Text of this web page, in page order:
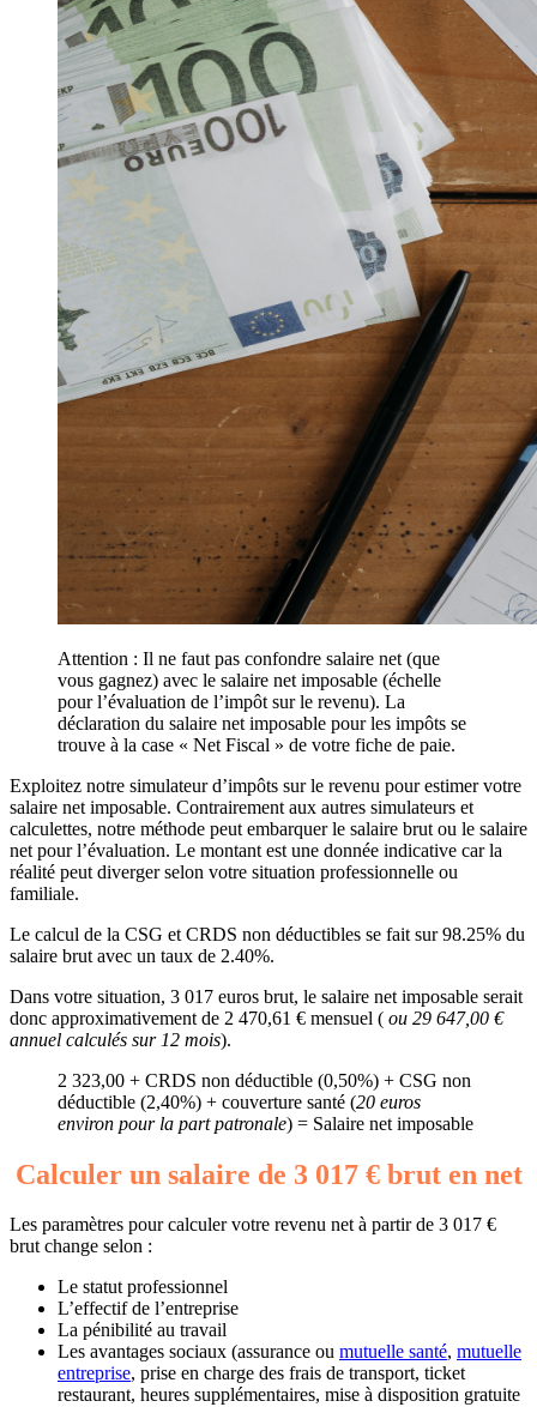
Attention : Il ne faut pas confondre salaire net (que
vous gagnez) avec le salaire net imposable (échelle
pour l’évaluation de l’impôt sur le revenu). La
déclaration du salaire net imposable pour les impôts se
trouve à la case « Net Fiscal » de votre fiche de paie.
Exploitez notre simulateur d’impôts sur le revenu pour estimer votre
salaire net imposable. Contrairement aux autres simulateurs et
calculettes, notre méthode peut embarquer le salaire brut ou le salaire
net pour l’évaluation. Le montant est une donnée indicative car la
réalité peut diverger selon votre situation professionnelle ou
familiale.
Le calcul de la CSG et CRDS non déductibles se fait sur 98.25% du
salaire brut avec un taux de 2.40%.
Dans votre situation, 3 017 euros brut, le salaire net imposable serait
donc approximativement de 2 470,61 € mensuel ( ou 29 647,00 €
annuel calculés sur 12 mois).
2 323,00 + CRDS non déductible (0,50%) + CSG non
déductible (2,40%) + couverture santé (20 euros
environ pour la part patronale) = Salaire net imposable
Calculer un salaire de 3 017 € brut en net
Les paramètres pour calculer votre revenu net à partir de 3 017 €
brut change selon :
Le statut professionnel
L’effectif de l’entreprise
La pénibilité au travail
Les avantages sociaux (assurance ou mutuelle santé, mutuelle
entreprise, prise en charge des frais de transport, ticket
restaurant, heures supplémentaires, mise à disposition gratuite